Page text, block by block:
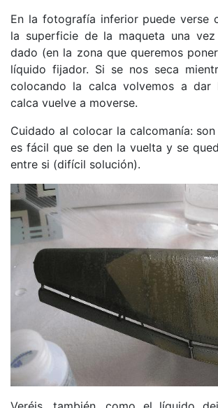
En la fotografía inferior puede verse
la superficie de la maqueta una vez
dado (en la zona que queremos
líquido fijador. Si se nos seca
colocando la calca volvemos a dar
calca vuelve a moverse.
Cuidado al colocar la calcomanía:
es fácil que se den la vuelta y se
entre si (difícil solución).